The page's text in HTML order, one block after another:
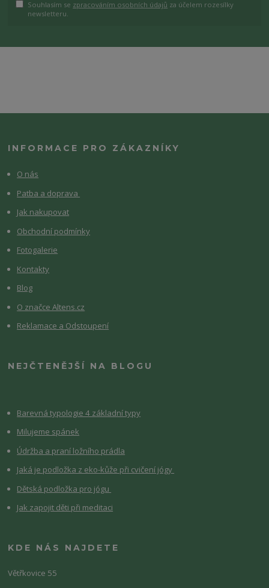
Souhlasím se zpracováním osobních údajů za účelem rozesílky
newsletteru.
INFORMACE PRO ZÁKAZNÍKY
O nás
Patba a doprava
Jak nakupovat
Obchodní podmínky
Fotogalerie
Kontakty
Blog
O značce Altens.cz
Reklamace a Odstoupení
NEJČTENĚJŠÍ NA BLOGU
Barevná typologie 4 základní typy
Milujeme spánek
Údržba a praní ložního prádla
Jaká je podložka z eko-kůže při cvičení jógy
Dětská podložka pro jógu
Jak zapojit děti při meditaci
KDE NÁS NAJDETE
Větřkovice 55